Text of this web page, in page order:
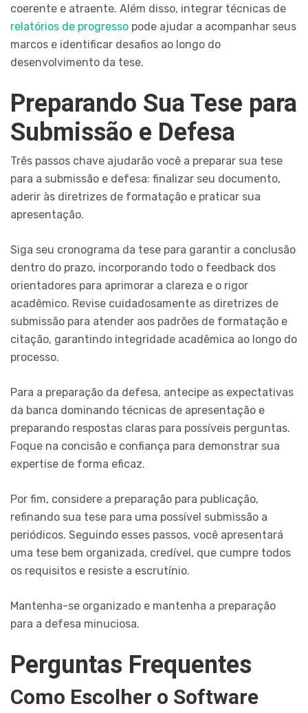
coerente e atraente. Além disso, integrar técnicas de
relatórios de progresso pode ajudar a acompanhar seus
marcos e identificar desafios ao longo do
desenvolvimento da tese.
Preparando Sua Tese para
Submissão e Defesa
Três passos chave ajudarão você a preparar sua tese
para a submissão e defesa: finalizar seu documento,
aderir às diretrizes de formatação e praticar sua
apresentação.
Siga seu cronograma da tese para garantir a conclusão
dentro do prazo, incorporando todo o feedback dos
orientadores para aprimorar a clareza e o rigor
acadêmico. Revise cuidadosamente as diretrizes de
submissão para atender aos padrões de formatação e
citação, garantindo integridade acadêmica ao longo do
processo.
Para a preparação da defesa, antecipe as expectativas
da banca dominando técnicas de apresentação e
preparando respostas claras para possíveis perguntas.
Foque na concisão e confiança para demonstrar sua
expertise de forma eficaz.
Por fim, considere a preparação para publicação,
refinando sua tese para uma possível submissão a
periódicos. Seguindo esses passos, você apresentará
uma tese bem organizada, credível, que cumpre todos
os requisitos e resiste a escrutínio.
Mantenha-se organizado e mantenha a preparação
para a defesa minuciosa.
Perguntas Frequentes
Como Escolher o Software